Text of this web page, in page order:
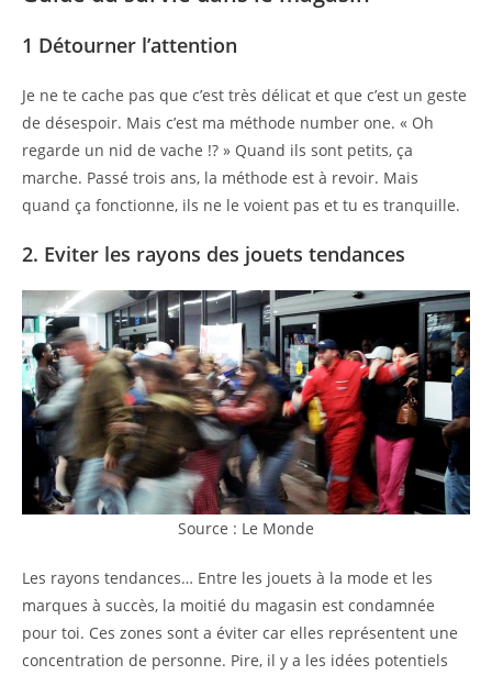
1 Détourner l’attention
Je ne te cache pas que c’est très délicat et que c’est un geste
de désespoir. Mais c’est ma méthode number one. « Oh
regarde un nid de vache !? » Quand ils sont petits, ça
marche. Passé trois ans, la méthode est à revoir. Mais
quand ça fonctionne, ils ne le voient pas et tu es tranquille.
2. Eviter les rayons des jouets tendances
Source : Le Monde
Les rayons tendances… Entre les jouets à la mode et les
marques à succès, la moitié du magasin est condamnée
pour toi. Ces zones sont a éviter car elles représentent une
concentration de personne. Pire, il y a les idées potentiels